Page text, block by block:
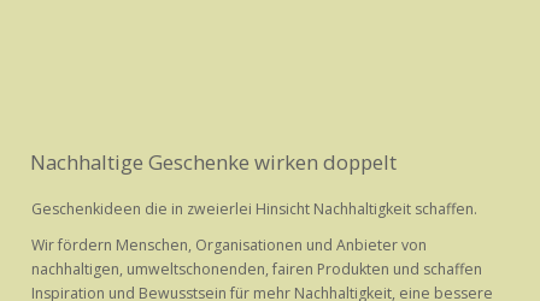
Nachhaltige Geschenke wirken doppelt
Geschenkideen die in zweierlei Hinsicht Nachhaltigkeit schaffen.
Wir fördern Menschen, Organisationen und Anbieter von
nachhaltigen, umweltschonenden, fairen Produkten und schaffen
Inspiration und Bewusstsein für mehr Nachhaltigkeit, eine bessere